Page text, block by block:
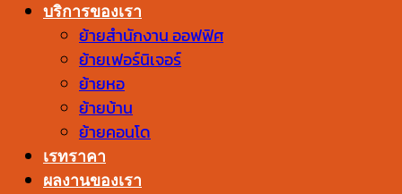
บริการของเรา
ย้ายสำนักงาน ออฟฟิศ
ย้ายเฟอร์นิเจอร์
ย้ายหอ
ย้ายบ้าน
ย้ายคอนโด
เรทราคา
ผลงานของเรา